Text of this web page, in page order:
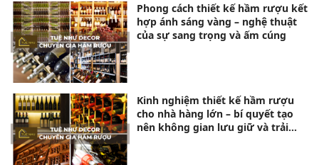
Phong cách thiết kế hầm rượu kết
hợp ánh sáng vàng – nghệ thuật
của sự sang trọng và ấm cúng
Kinh nghiệm thiết kế hầm rượu
cho nhà hàng lớn – bí quyết tạo
nên không gian lưu giữ và trải